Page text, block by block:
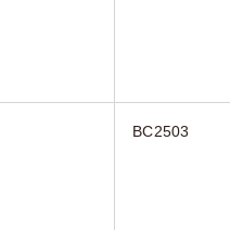
BC2503